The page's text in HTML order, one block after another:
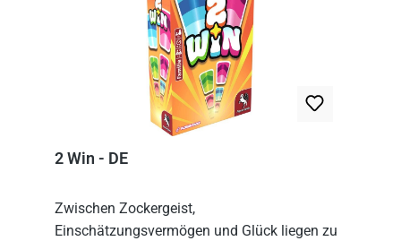
2 Win - DE
Zwischen Zockergeist,
Einschätzungsvermögen und Glück liegen zu